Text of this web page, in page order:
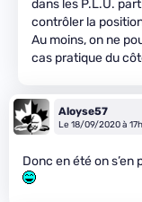
dans les P.L.U.
contrôler la
Au moins, on ne
cas pratique du
Aloyse57
Le 18/09/2020 à
Donc en été on